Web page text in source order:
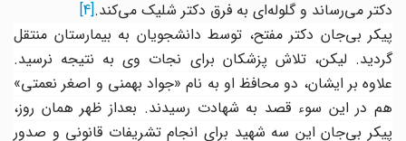
دکتر می‌‌رساند و گلوله‌ای به فرق دکتر شلیک می‌‌کند.[4]
پیکر بی‌جان دکتر مفتح، توسط دانشجویان به بیمارستان منتقل
گردید. لیکن، تلاش پزشکان برای نجات وی به نتیجه نرسید.
علاوه بر ایشان، دو محافظ او به نام «جواد بهمنی و اصغر نعمتی»
هم در این سوء قصد به شهادت رسیدند. بعداز ظهر همان روز،
پیکر بی‌جان این سه شهید برای انجام تشریفات قانونی و صدور